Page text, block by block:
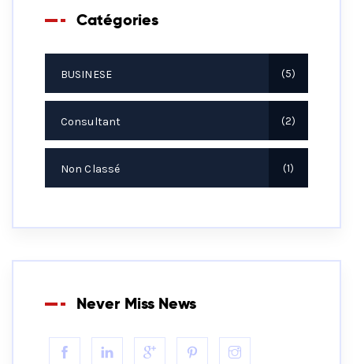
Catégories
BUSINESE 5
Consultant 2
Non Classé 1
Never Miss News